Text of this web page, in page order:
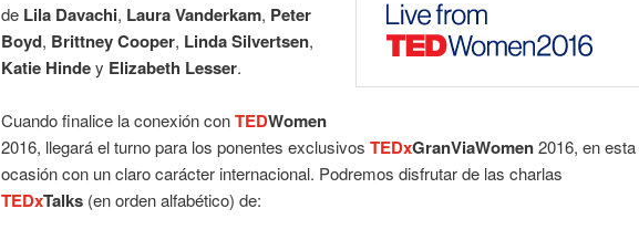
de Lila Davachi, Laura Vanderkam, Peter
Boyd, Brittney Cooper, Linda Silvertsen,
Katie Hindey Elizabeth Lesser.
Cuando finalice la conexión conTEDWomen
2016, llegará el turno para los ponentes exclusivos TEDxGranViaWomen2016, en esta
ocasión con un claro carácter internacional. Podremos disfrutar de las charlas
TEDxTalks (en orden alfabético) de: